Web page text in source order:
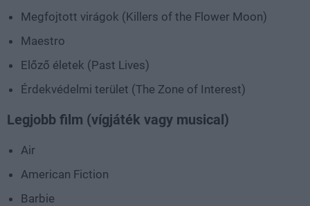
Megfojtott virágok (Killers of the Flower Moon)
Maestro
Előző életek (Past Lives)
Érdekvédelmi terület (The Zone of Interest)
Legjobb film (vígjáték vagy musical)
Air
American Fiction
Barbie